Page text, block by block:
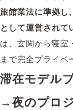
旅館業法に準拠し
として運営されて
は、玄関から寝室
まで完全プライベ
滞在モデル
→夜のプロ